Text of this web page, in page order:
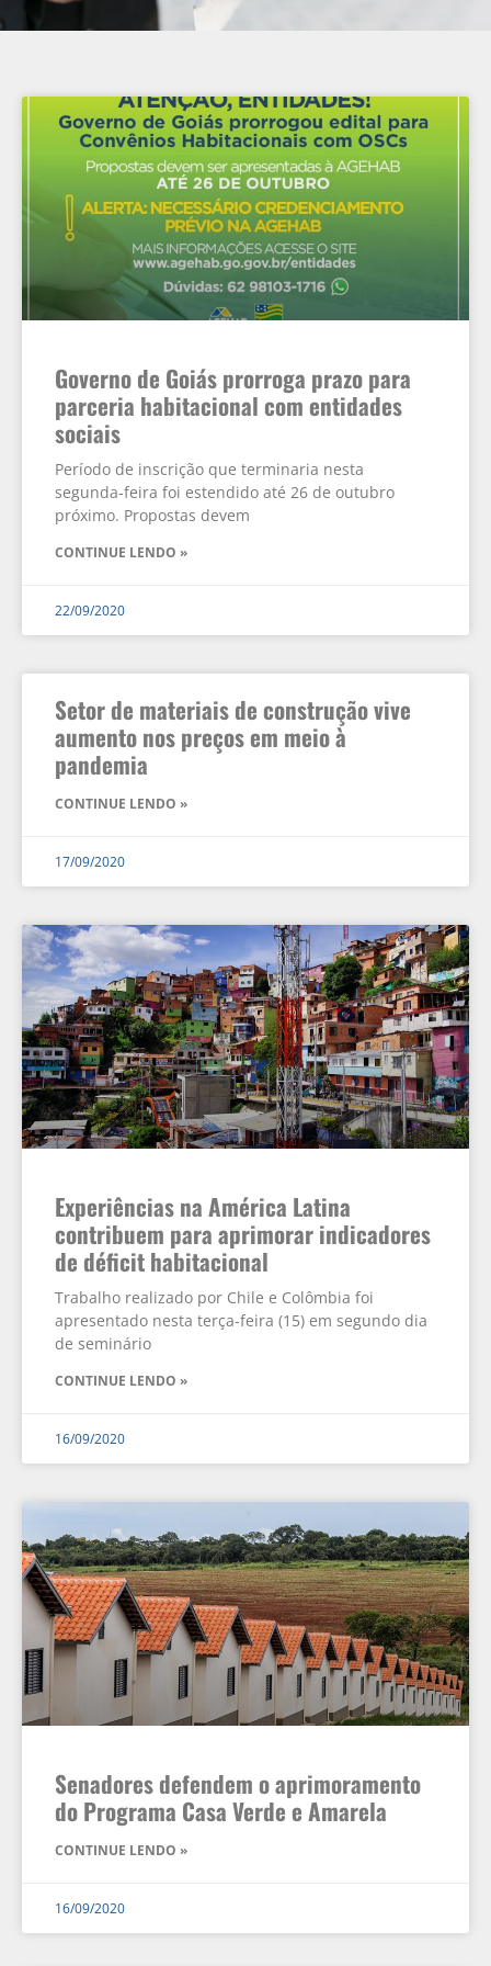
Governo de Goiás prorroga prazo para
parceria habitacional com entidades
sociais
Período de inscrição que terminaria nesta
segunda-feira foi estendido até 26 de outubro
próximo. Propostas devem
CONTINUE LENDO »
22/09/2020
Setor de materiais de construção vive
aumento nos preços em meio à
pandemia
CONTINUE LENDO »
17/09/2020
Experiências na América Latina
contribuem para aprimorar indicadores
de déficit habitacional
Trabalho realizado por Chile e Colômbia foi
apresentado nesta terça-feira (15) em segundo dia
de seminário
CONTINUE LENDO »
16/09/2020
Senadores defendem o aprimoramento
do Programa Casa Verde e Amarela
CONTINUE LENDO »
16/09/2020